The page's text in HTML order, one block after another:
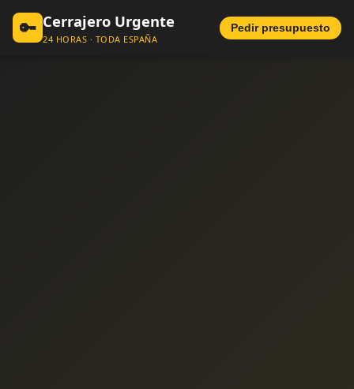
🔑 Cerrajero Urgente
24 HORAS · TODA ESPAÑA
Pedir presupuesto